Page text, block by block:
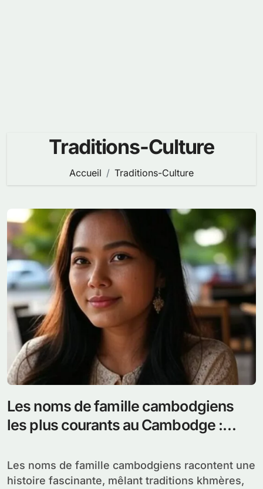
Traditions-Culture
Accueil Traditions-Culture
Les noms de famille cambodgiens
les plus courants au Cambodge :
Les noms de famille cambodgiens racontent une
histoire fascinante, mêlant traditions khmères,